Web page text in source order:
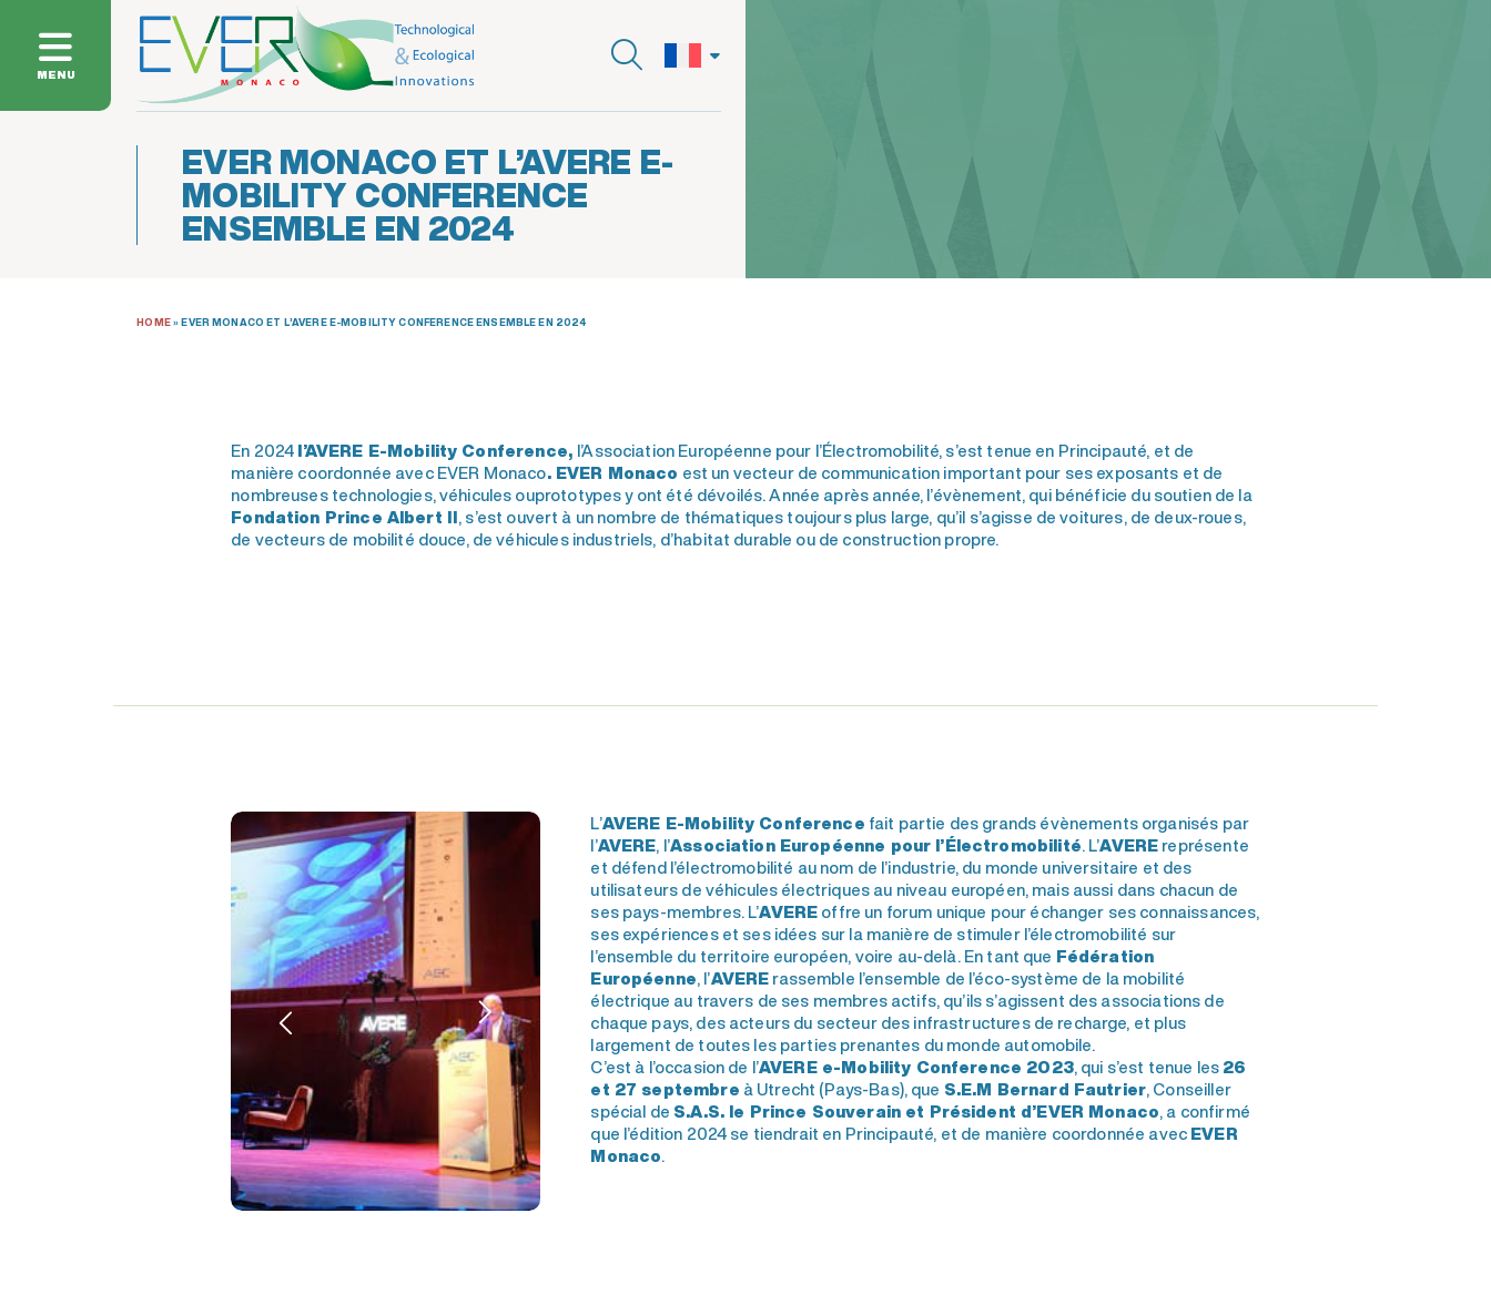
MENU
EVER MONACO ET L’AVERE E-
MOBILITY CONFERENCE
ENSEMBLE EN 2024
HOME»EVER MONACO ET L’AVERE E-MOBILITY CONFERENCE ENSEMBLE EN 2024
En 2024l’AVERE E-Mobility Conference, l’Association Européenne pour l’Électromobilité, s’est tenue en Principauté, et de
manière coordonnée avec EVER Monaco. EVER Monaco est un vecteur de communication important pour ses exposants et de
nombreuses technologies, véhicules ouprototypes y ont été dévoilés. Année après année, l’évènement, qui bénéficie du soutien de la
Fondation Prince Albert II, s’est ouvert à un nombre de thématiques toujours plus large, qu’il s’agisse de voitures, de deux-roues,
de vecteurs de mobilité douce, de véhicules industriels, d’habitat durable ou de construction propre.
L’AVERE E-Mobility Conference fait partie des grands évènements organisés par
l’AVERE, l’Association Européenne pour l’Électromobilité. L’AVEREreprésente
et défend l’électromobilité au nom de l’industrie, du monde universitaire et des
utilisateurs de véhicules électriques au niveau européen, mais aussi dans chacun de
ses pays-membres. L’AVEREoffre un forum unique pour échanger ses connaissances,
ses expériences et ses idées sur la manière de stimuler l’électromobilité sur
l’ensemble du territoire européen, voire au-delà. En tant que Fédération
Européenne, l’AVERErassemble l’ensemble de l’éco-système de la mobilité
électrique au travers de ses membres actifs, qu’ils s’agissent des associations de
chaque pays, des acteurs du secteur des infrastructures de recharge, et plus
largement de toutes les parties prenantes du monde automobile.
C’est à l’occasion de l’AVERE e-Mobility Conference 2023, qui s’est tenue les26
et 27 septembre à Utrecht (Pays-Bas), que S.E.M Bernard Fautrier, Conseiller
spécial de S.A.S. le Prince Souverain et Président d’EVER Monaco, a confirmé
que l’édition 2024 se tiendrait en Principauté, et de manière coordonnée avecEVER
Monaco.